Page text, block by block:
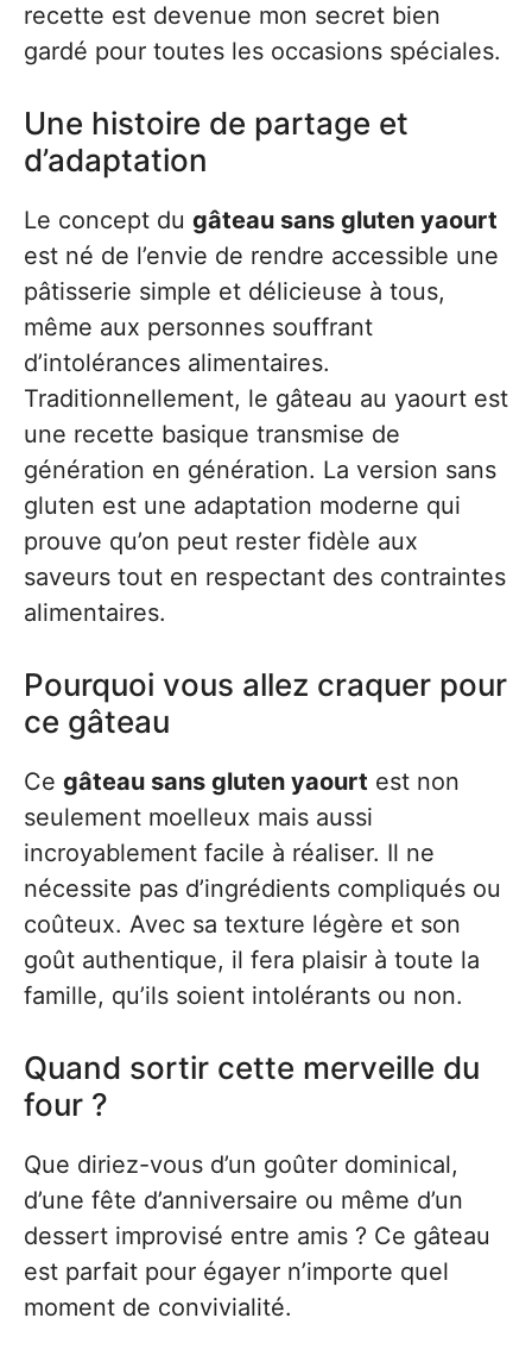
recette est devenue mon secret bien
gardé pour toutes les occasions spéciales.
Une histoire de partage et
d’adaptation
Le concept du gâteau sans gluten yaourt
est né de l’envie de rendre accessible une
pâtisserie simple et délicieuse à tous,
même aux personnes souffrant
d’intolérances alimentaires.
Traditionnellement, le gâteau au yaourt est
une recette basique transmise de
génération en génération. La version sans
gluten est une adaptation moderne qui
prouve qu’on peut rester fidèle aux
saveurs tout en respectant des contraintes
alimentaires.
Pourquoi vous allez craquer pour
ce gâteau
Ce gâteau sans gluten yaourt est non
seulement moelleux mais aussi
incroyablement facile à réaliser. Il ne
nécessite pas d’ingrédients compliqués ou
coûteux. Avec sa texture légère et son
goût authentique, il fera plaisir à toute la
famille, qu’ils soient intolérants ou non.
Quand sortir cette merveille du
four ?
Que diriez-vous d’un goûter dominical,
d’une fête d’anniversaire ou même d’un
dessert improvisé entre amis ? Ce gâteau
est parfait pour égayer n’importe quel
moment de convivialité.